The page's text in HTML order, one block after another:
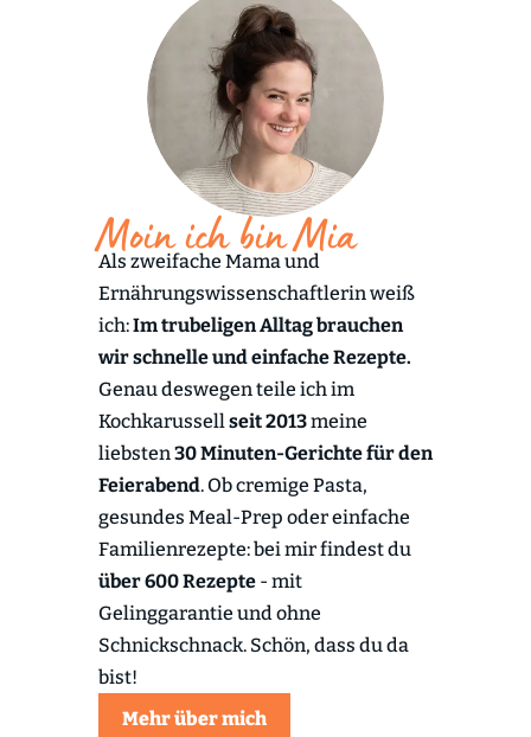
Moin ich bin Mia
Als zweifache Mama und
Ernährungswissenschaftlerin weiß
ich:Im trubeligen Alltag brauchen
wir schnelle und einfache Rezepte.
Genau deswegen teile ich im
Kochkarussell seit 2013meine
liebsten 30 Minuten-Gerichte für den
Feierabend. Ob cremige Pasta,
gesundes Meal-Prep oder einfache
Familienrezepte: bei mir findest du
über 600 Rezepte- mit
Gelinggarantie und ohne
Schnickschnack. Schön, dass du da
bist!
Mehr über mich